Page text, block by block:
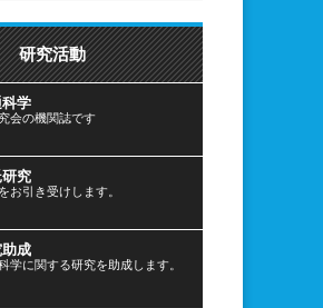
研究活動
学
会の機関誌です
究
お引き受けします。
成
学に関する研究を助成します。